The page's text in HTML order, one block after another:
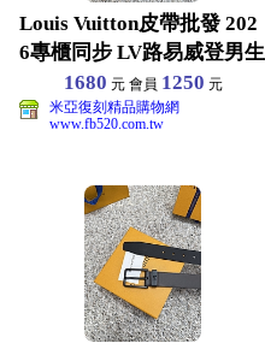
Louis Vuitton皮帶批發 202
6專櫃同步 LV路易威登男生
1680 元 會員 1250 元
米亞復刻精品購物網
www.fb520.com.tw